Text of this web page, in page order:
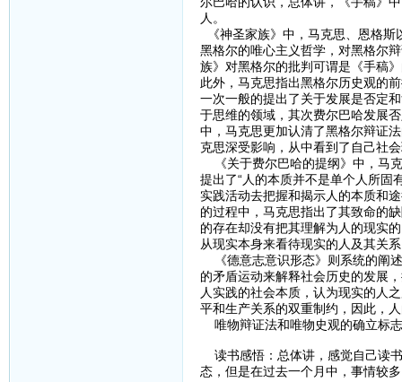
人。
《神圣家族》中，马克思、恩格
黑格尔的唯心主义哲学，对黑格尔
族》对黑格尔的批判可谓是《手稿
此外，马克思指出黑格尔历史观的
一次一般的提出了关于发展是否定
于思维的领域，其次费尔巴哈发展
中，马克思更加认清了黑格尔辩证
克思深受影响，从中看到了自己社
《关于费尔巴哈的提纲》中，马
提出了“人的本质并不是单个人所固
实践活动去把握和揭示人的本质和
的过程中，马克思指出了其致命的
的存在却没有把其理解为人的现实
从现实本身来看待现实的人及其关
《德意志意识形态》则系统的阐
的矛盾运动来解释社会历史的发展
人实践的社会本质，认为现实的人
平和生产关系的双重制约，因此，
唯物辩证法和唯物史观的确立标
读书感悟：总体讲，感觉自己读
态，但是在过去一个月中，事情较